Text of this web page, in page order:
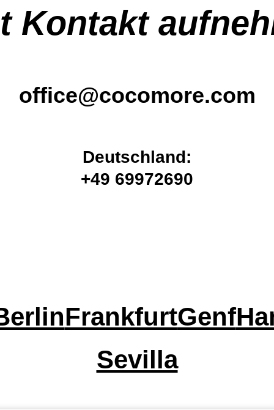
Kontakt
office@cocomore.com
Deutschland:
+49 69972690
FrankfurtGenf
Sevilla